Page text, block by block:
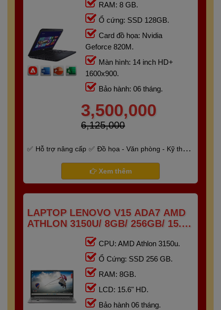
RAM: 8 GB.
Ổ cứng: SSD 128GB.
Card đồ họa: Nvidia
Geforce 820M.
Màn hình: 14 inch HD+
1600x900.
Bảo hành: 06 tháng.
3,500,000
6,125,000
Hỗ trợ nâng cấp
Đồ họa - Văn phòng - Kỹ thuật
Bảo hành 6 tháng
Xem thêm
LAPTOP LENOVO V15 ADA7 AMD
ATHLON 3150U/ 8GB/ 256GB/ 15.6"
CPU: AMD Athlon 3150u.
Ổ Cứng: SSD 256 GB.
RAM: 8GB.
LCD: 15.6" HD.
Bảo hành 06 tháng.